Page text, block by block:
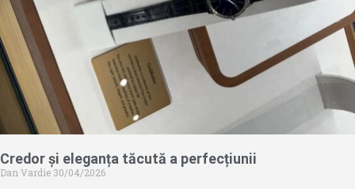
Credor și eleganța tăcută a perfecțiunii
Dan Vardie 30/04/2026